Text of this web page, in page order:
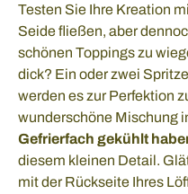
Testen Sie Ihre Kreation
Seide fließen, aber
schönen Toppings zu
dick? Ein oder zwei
werden es zur Perfektion
wunderschöne Mischung
Gefrierfach gekühlt
diesem kleinen Detail.
mit der Rückseite Ihres